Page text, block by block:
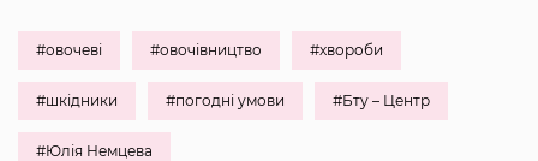
#овочеві #овочівництво #хвороби
#шкідники #погодні умови #Бту – Центр
#Юлія Немцева